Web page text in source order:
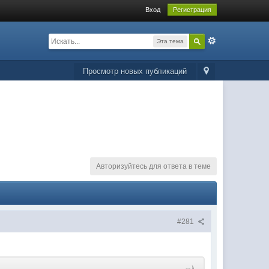
Вход Регистрация
Эта тема
Просмотр новых публикаций
Авторизуйтесь для ответа в теме
#281